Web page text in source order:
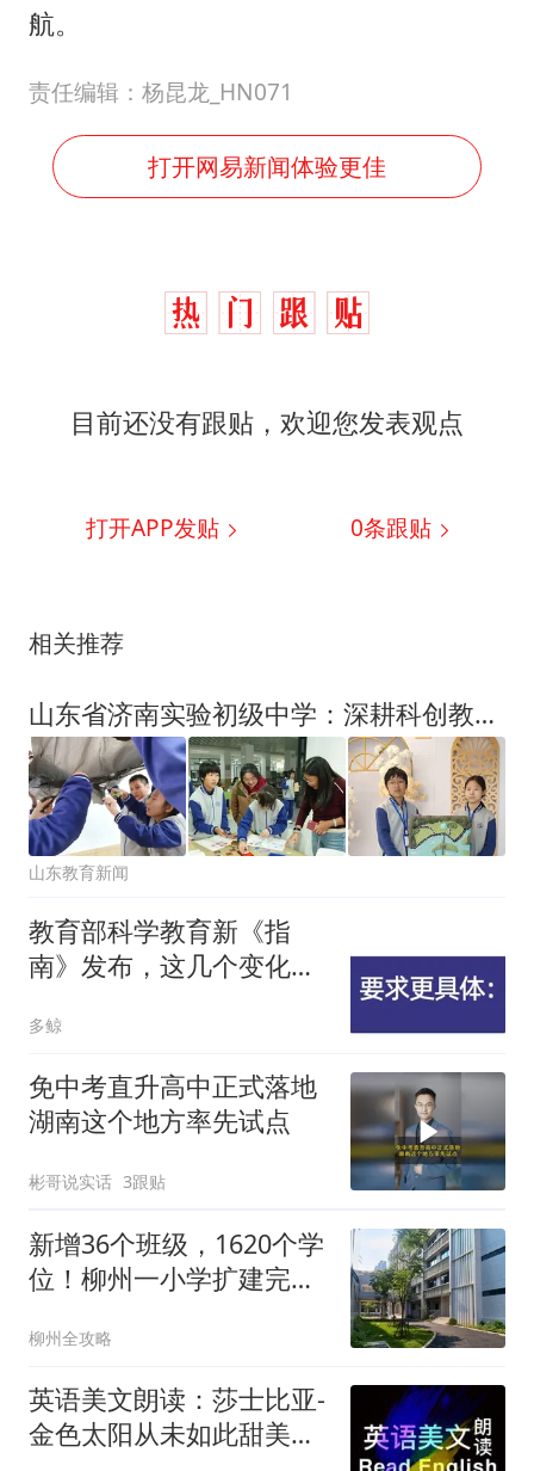
航。
责任编辑：杨昆龙_HN071
打开网易新闻体验更佳
目前还没有跟贴，欢迎您发表观点
打开APP发贴 0条跟贴
相关推荐
山东省济南实验初级中学：深耕科创教育 培育时代新人
山东教育新闻
教育部科学教育新《指
南》发布，这几个变化值
多鲸
免中考直升高中正式落地
湖南这个地方率先试点
彬哥说实话 3跟贴
新增36个班级，1620个学
位！柳州一小学扩建完
柳州全攻略
英语美文朗读：莎士比亚-
金色太阳从未如此甜美吻